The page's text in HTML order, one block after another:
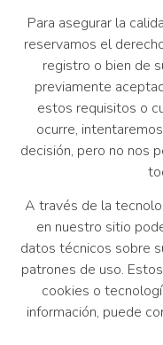
Para asegurar la
reservamos el
registro o bien de
previamente
estos requisitos o
ocurre,
decisión, pero no nos
A través de la
en nuestro sitio
datos técnicos sobre
patrones de uso.
cookies o
información, puede